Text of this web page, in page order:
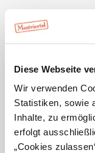
Diese Webseite
Wir verwenden
Statistiken, sowie
Inhalte, zu
erfolgt
„Cookies
seit dem
vermarktet - das
widerspiegeln.
Überzeugen Sie
Traisentaler